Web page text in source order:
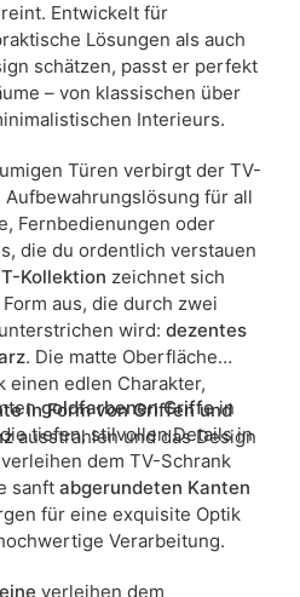
11 Werktage
und der
von +/- 2–3 cm
möglich.
Entwickelt für
Lösungen als auch
schätzen, passt er perfekt
– von klassischen über
Interieurs.
Türen verbirgt der TV-
für all
Fernbedienungen oder
die du ordentlich verstauen
Kollektion zeichnet sich
aus, die durch zwei
wird: dezentes
. Die matte Oberfläche
einen edlen Charakter,
in Form von Griffen und
ausstrahlen und das Design
goldfarbenen Griffein
tiefen, stilvollen Details in
dem TV-Schrank
sanft abgerundeten Kanten
für eine exquisite Optik
Verarbeitung.
verleihen dem